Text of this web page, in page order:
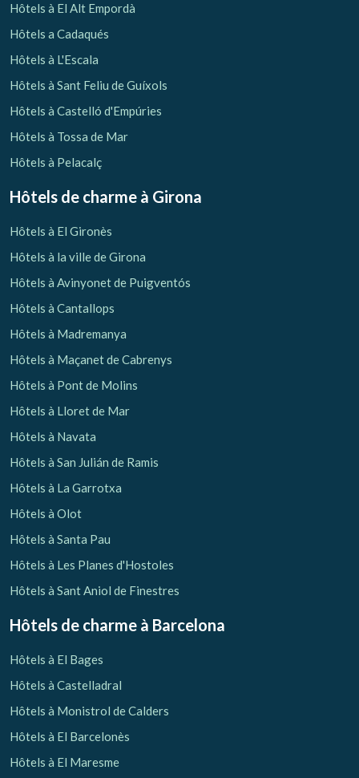
Hôtels à El Alt Empordà
Hôtels a Cadaqués
Hôtels à L'Escala
Hôtels à Sant Feliu de Guíxols
Hôtels à Castelló d'Empúries
Hôtels à Tossa de Mar
Hôtels à Pelacalç
Hôtels de charme à Girona
Hôtels à El Gironès
Hôtels à la ville de Girona
Hôtels à Avinyonet de Puigventós
Hôtels à Cantallops
Hôtels à Madremanya
Hôtels à Maçanet de Cabrenys
Hôtels à Pont de Molins
Hôtels à Lloret de Mar
Hôtels à Navata
Hôtels à San Julián de Ramis
Hôtels à La Garrotxa
Hôtels à Olot
Hôtels à Santa Pau
Hôtels à Les Planes d'Hostoles
Hôtels à Sant Aniol de Finestres
Hôtels de charme à Barcelona
Hôtels à El Bages
Hôtels à Castelladral
Hôtels à Monistrol de Calders
Hôtels à El Barcelonès
Hôtels à El Maresme